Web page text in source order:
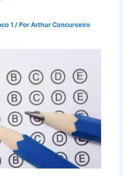
1 / PorArthur Concurseiro